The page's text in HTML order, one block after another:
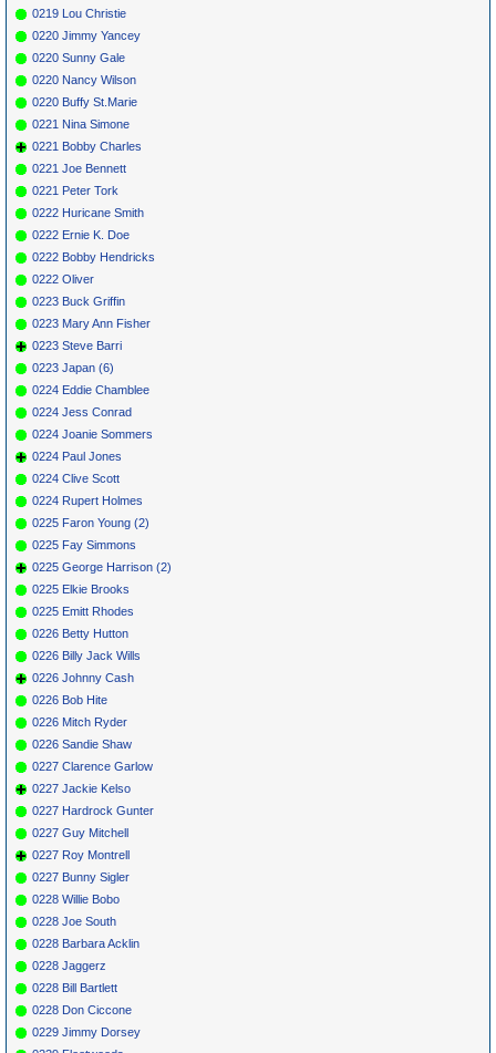
0219 Lou Christie
0220 Jimmy Yancey
0220 Sunny Gale
0220 Nancy Wilson
0220 Buffy St.Marie
0221 Nina Simone
0221 Bobby Charles
0221 Joe Bennett
0221 Peter Tork
0222 Huricane Smith
0222 Ernie K. Doe
0222 Bobby Hendricks
0222 Oliver
0223 Buck Griffin
0223 Mary Ann Fisher
0223 Steve Barri
0223 Japan (6)
0224 Eddie Chamblee
0224 Jess Conrad
0224 Joanie Sommers
0224 Paul Jones
0224 Clive Scott
0224 Rupert Holmes
0225 Faron Young (2)
0225 Fay Simmons
0225 George Harrison (2)
0225 Elkie Brooks
0225 Emitt Rhodes
0226 Betty Hutton
0226 Billy Jack Wills
0226 Johnny Cash
0226 Bob Hite
0226 Mitch Ryder
0226 Sandie Shaw
0227 Clarence Garlow
0227 Jackie Kelso
0227 Hardrock Gunter
0227 Guy Mitchell
0227 Roy Montrell
0227 Bunny Sigler
0228 Willie Bobo
0228 Joe South
0228 Barbara Acklin
0228 Jaggerz
0228 Bill Bartlett
0228 Don Ciccone
0229 Jimmy Dorsey